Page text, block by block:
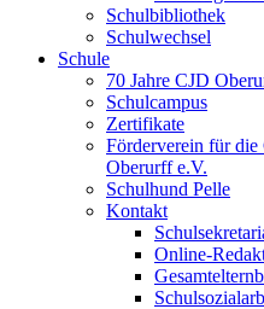
Schulbibliothek
Schulwechsel
Schule
70 Jahre CJD
Schulcampus
Zertifikate
Förderverein für die
Oberurff e.V.
Schulhund Pelle
Kontakt
Online-